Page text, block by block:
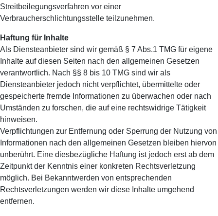
Streitbeilegungsverfahren vor einer
Verbraucherschlichtungsstelle teilzunehmen.
Haftung für Inhalte
Als Diensteanbieter sind wir gemäß § 7 Abs.1 TMG für eigene
Inhalte auf diesen Seiten nach den allgemeinen Gesetzen
verantwortlich. Nach §§ 8 bis 10 TMG sind wir als
Diensteanbieter jedoch nicht verpflichtet, übermittelte oder
gespeicherte fremde Informationen zu überwachen oder nach
Umständen zu forschen, die auf eine rechtswidrige Tätigkeit
hinweisen.
Verpflichtungen zur Entfernung oder Sperrung der Nutzung von
Informationen nach den allgemeinen Gesetzen bleiben hiervon
unberührt. Eine diesbezügliche Haftung ist jedoch erst ab dem
Zeitpunkt der Kenntnis einer konkreten Rechtsverletzung
möglich. Bei Bekanntwerden von entsprechenden
Rechtsverletzungen werden wir diese Inhalte umgehend
entfernen.